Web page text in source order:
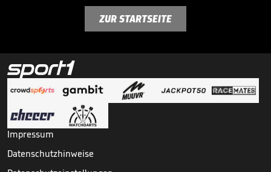
ZUR STARTSEITE
Impressum
Datenschutzhinweise